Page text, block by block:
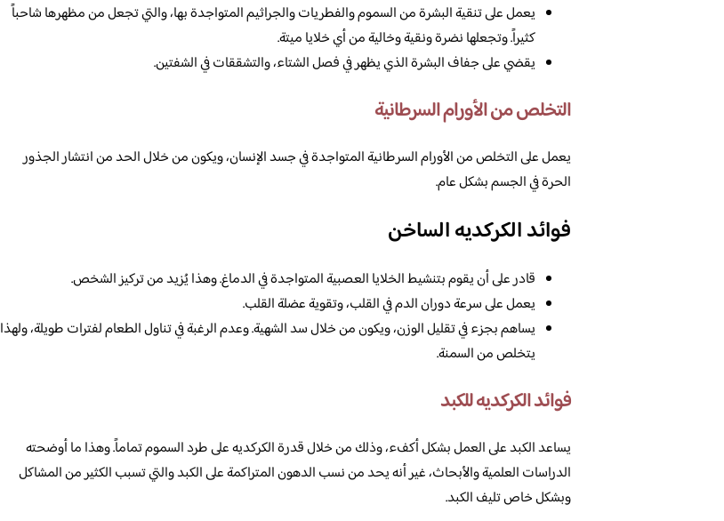
يعمل على تنقية البشرة من السموم والفطريات والجراثيم المتواجدة بها، والتي تجعل من مظهرها شاحباً
كثيراً. وتجعلها نضرة ونقية وخالية من أي خلايا ميتة.
يقضي على جفاف البشرة الذي يظهر في فصل الشتاء، والتشققات في الشفتين.
التخلص من الأورام السرطانية
يعمل على التخلص من الأورام السرطانية المتواجدة في جسد الإنسان، ويكون من خلال الحد من انتشار الجذور
الحرة في الجسم بشكل عام.
فوائد الكركديه الساخن
قادر على أن يقوم بتنشيط الخلايا العصبية المتواجدة في الدماغ. وهذا يُزيد من تركيز الشخص.
يعمل على سرعة دوران الدم في القلب، وتقوية عضلة القلب.
يساهم بجزء في تقليل الوزن، ويكون من خلال سد الشهية. وعدم الرغبة في تناول الطعام لفترات طويلة، ولهذا
يتخلص من السمنة.
فوائد الكركديه للكبد
يساعد الكبد على العمل بشكل أكفء، وذلك من خلال قدرة الكركديه على طرد السموم تماماً. وهذا ما أوضحته
الدراسات العلمية والأبحاث، غير أنه يحد من نسب الدهون المتراكمة على الكبد والتي تسبب الكثير من المشاكل
وبشكل خاص تليف الكبد.